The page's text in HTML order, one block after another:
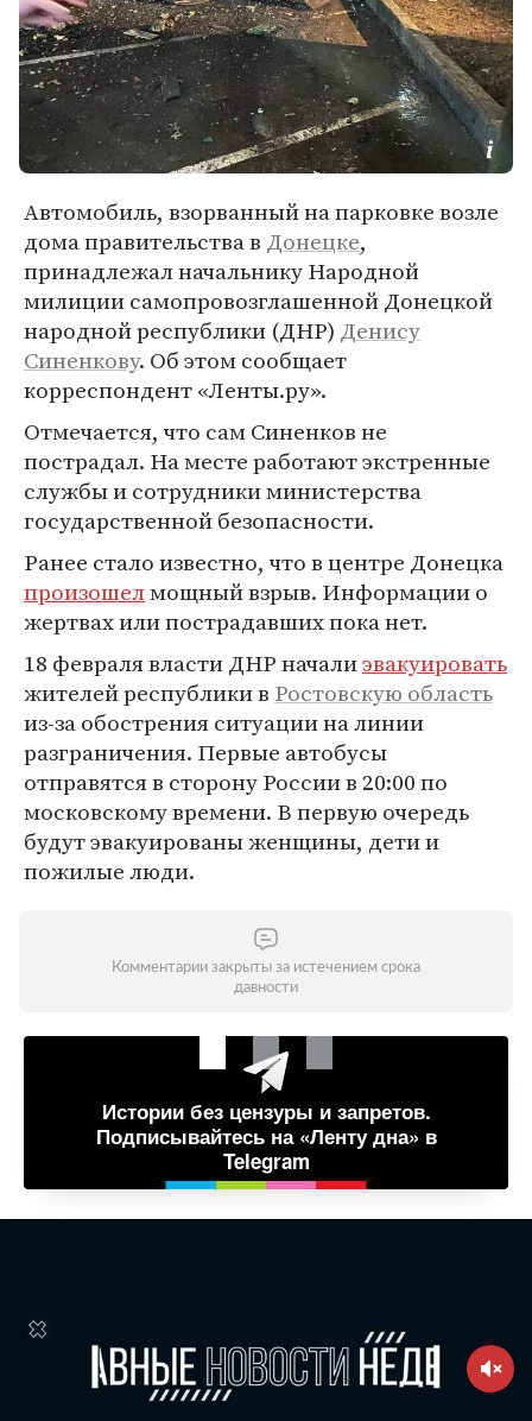
Автомобиль, взорванный на парковке возле
дома правительства в Донецке,
принадлежал начальнику Народной
милиции самопровозглашенной Донецкой
народной республики (ДНР) Денису
Синенкову. Об этом сообщает
корреспондент «Ленты.ру».
Отмечается, что сам Синенков не
пострадал. На месте работают экстренные
службы и сотрудники министерства
государственной безопасности.
Ранее стало известно, что в центре Донецка
произошелмощный взрыв. Информации о
жертвах или пострадавших пока нет.
18 февраля власти ДНР началиэвакуировать
жителей республики в Ростовскую область
из-за обострения ситуации на линии
разграничения. Первые автобусы
отправятся в сторону России в 20:00 по
московскому времени. В первую очередь
будут эвакуированы женщины, дети и
пожилые люди.
Комментарии закрыты за истечением срока
давности
Истории без цензуры и запретов.
Подписывайтесь на «Ленту дна» в
Telegram